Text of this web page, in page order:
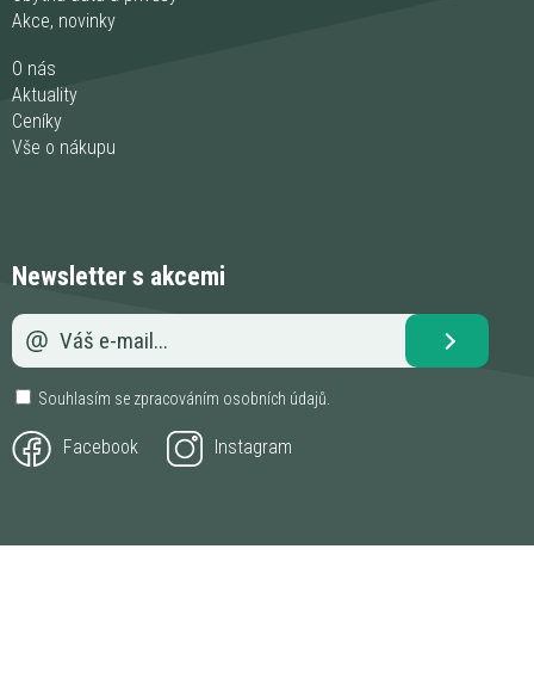
Akce, novinky
O nás
Aktuality
Ceníky
Vše o nákupu
Newsletter s akcemi
Souhlasím se zpracováním osobních údajů
Facebook Instagram